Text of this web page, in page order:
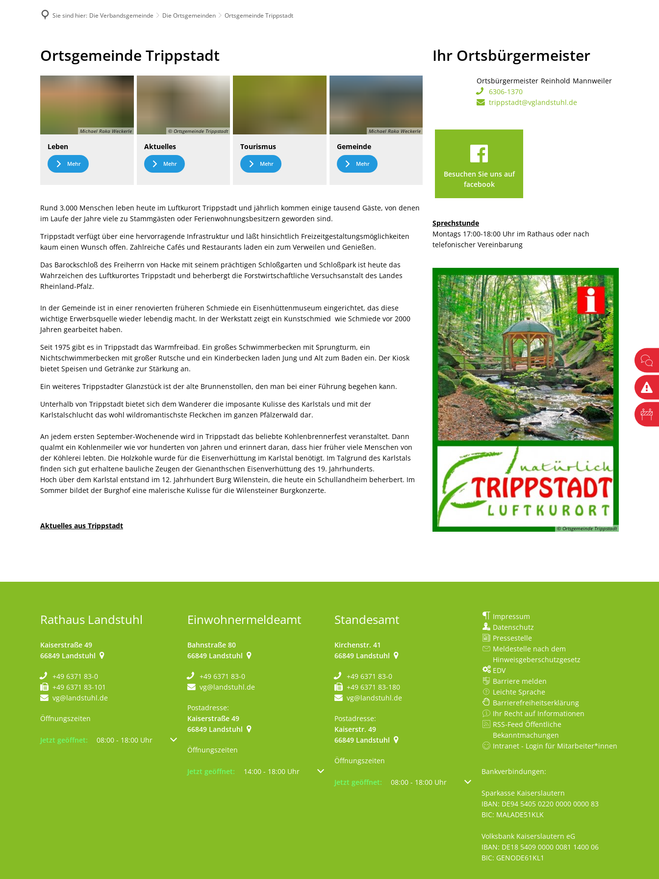
Sie sind hier: Die Verbandsgemeinde Die Ortsgemeinden Ortsgemeinde Trippstadt
Ortsgemeinde
Trippstadt
Ortsgemeinde Trippstadt
Michael Raka Weckerle
Leben
Mehr
© Ortsgemeinde Trippstadt
Aktuelles
Mehr
Tourismus
Mehr
Michael Raka Weckerle
Gemeinde
Mehr
Rund 3.000 Menschen leben heute im Luftkurort Trippstadt und jährlich kommen einige tausend Gäste, von denen
im Laufe der Jahre viele zu Stammgästen oder Ferienwohnungsbesitzern geworden sind.
Trippstadt verfügt über eine hervorragende Infrastruktur und läßt hinsichtlich Freizeitgestaltungsmöglichkeiten
kaum einen Wunsch offen. Zahlreiche Cafés und Restaurants laden ein zum Verweilen und Genießen.
Das Barockschloß des Freiherrn von Hacke mit seinem prächtigen Schloßgarten und Schloßpark ist heute das
Wahrzeichen des Luftkurortes Trippstadt und beherbergt die Forstwirtschaftliche Versuchsanstalt des Landes
Rheinland-Pfalz.
In der Gemeinde ist in einer renovierten früheren Schmiede ein Eisenhüttenmuseum eingerichtet, das diese
wichtige Erwerbsquelle wieder lebendig macht. In der Werkstatt zeigt ein Kunstschmied wie Schmiede vor 2000
Jahren gearbeitet haben.
Seit 1975 gibt es in Trippstadt das Warmfreibad. Ein großes Schwimmerbecken mit Sprungturm, ein
Nichtschwimmerbecken mit großer Rutsche und ein Kinderbecken laden Jung und Alt zum Baden ein. Der Kiosk
bietet Speisen und Getränke zur Stärkung an.
Ein weiteres Trippstadter Glanzstück ist der alte Brunnenstollen, den man bei einer Führung begehen kann.
Unterhalb von Trippstadt bietet sich dem Wanderer die imposante Kulisse des Karlstals und mit der
Karlstalschlucht das wohl wildromantischste Fleckchen im ganzen Pfälzerwald dar.
An jedem ersten September-Wochenende wird in Trippstadt das beliebte Kohlenbrennerfest veranstaltet. Dann
qualmt ein Kohlenmeiler wie vor hunderten von Jahren und erinnert daran, dass hier früher viele Menschen von
der Köhlerei lebten. Die Holzkohle wurde für die Eisenverhüttung im Karlstal benötigt. Im Talgrund des Karlstals
finden sich gut erhaltene bauliche Zeugen der Gienanthschen Eisenverhüttung des 19. Jahrhunderts.
Hoch über dem Karlstal entstand im 12. Jahrhundert Burg Wilenstein, die heute ein Schullandheim beherbert. Im
Sommer bildet der Burghof eine malerische Kulisse für die Wilensteiner Burgkonzerte.
Aktuelles aus Trippstadt
Ihr Ortsbürgermeister
Ortsbürgermeister Reinhold Mannweiler
6306-1370
trippstadt@vglandstuhl.de
Besuchen Sie uns auf
facebook
Sprechstunde
Montags 17:00-18:00 Uhr im Rathaus oder nach
telefonischer Vereinbarung
© Ortsgemeinde Trippstadt
Rathaus Landstuhl
Kaiserstraße 49
66849 Landstuhl
+49 6371 83-0
+49 6371 83-101
vg@landstuhl.de
Öffnungszeiten
Klicken, um weitere Öffnungs- oder Schließzeiten auszublenden
Jetzt geöffnet: 08:00 - 18:00 Uhr Von 08:00 bis 18:00 Uhr
Einwohnermeldeamt
Bahnstraße 80
66849 Landstuhl
+49 6371 83-0
vg@landstuhl.de
Postadresse:
Kaiserstraße 49
66849 Landstuhl
Öffnungszeiten
Klicken, um weitere Öffnungs- oder Schließzeiten auszublenden
Jetzt geöffnet: 14:00 - 18:00 Uhr Von 14:00 bis 18:00 Uhr
Standesamt
Kirchenstr. 41
66849 Landstuhl
+49 6371 83-0
+49 6371 83-180
vg@landstuhl.de
Postadresse:
Kaiserstr. 49
66849 Landstuhl
Öffnungszeiten
Klicken, um weitere Öffnungs- oder Schließzeiten auszublenden
Jetzt geöffnet: 08:00 - 18:00 Uhr Von 08:00 bis 18:00 Uhr
Impressum
Datenschutz
Pressestelle
Meldestelle nach dem
Hinweisgeberschutzgesetz
EDV
Barriere melden
Leichte Sprache
Barrierefreiheitserklärung
Ihr Recht auf Informationen
RSS-Feed Öffentliche
Bekanntmachungen
Intranet - Login für Mitarbeiter*innen
Bankverbindungen:
Sparkasse Kaiserslautern
IBAN: DE94 5405 0220 0000 0000 83
BIC: MALADE51KLK
Volksbank Kaiserslautern eG
IBAN: DE18 5409 0000 0081 1400 06
BIC: GENODE61KL1